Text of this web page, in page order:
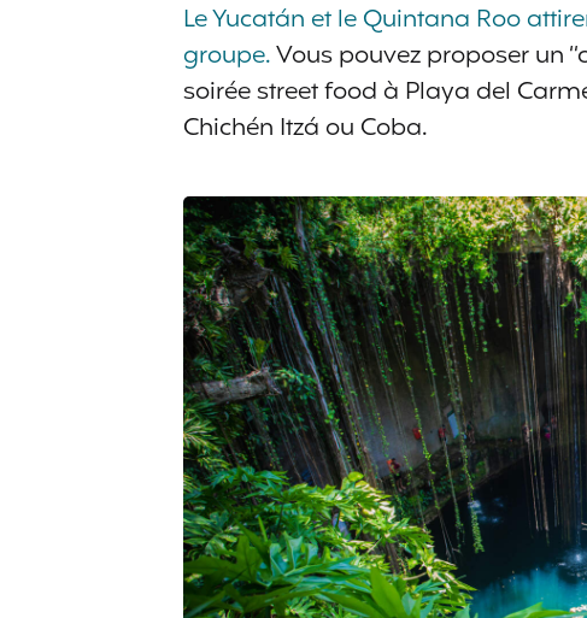
Le Yucatán et le Quintana Roo
groupe.Vous pouvez proposer un
soirée street food à Playa del
Chichén Itzá ou Coba.